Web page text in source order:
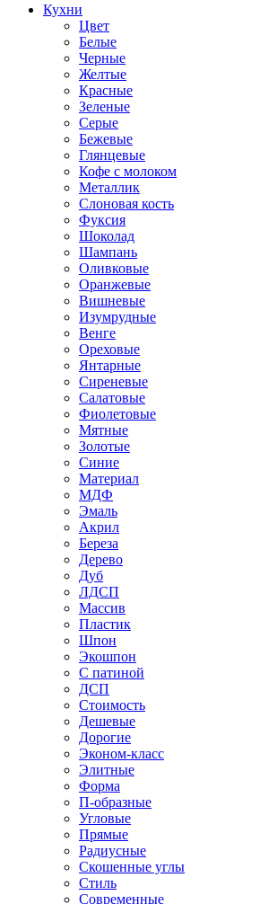
Кухни
Цвет
Белые
Черные
Желтые
Красные
Зеленые
Серые
Бежевые
Глянцевые
Кофе с молоком
Металлик
Слоновая кость
Фуксия
Шоколад
Шампань
Оливковые
Оранжевые
Вишневые
Изумрудные
Венге
Ореховые
Янтарные
Сиреневые
Салатовые
Фиолетовые
Мятные
Золотые
Синие
Материал
МДФ
Эмаль
Акрил
Береза
Дерево
Дуб
ЛДСП
Массив
Пластик
Шпон
Экошпон
С патиной
ДСП
Стоимость
Дешевые
Дорогие
Эконом-класс
Элитные
Форма
П-образные
Угловые
Прямые
Радиусные
Скошенные углы
Стиль
Современные